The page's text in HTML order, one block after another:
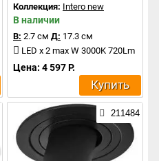
Коллекция: Intero new
В наличии
В: 2.7 см Д: 17.3 см
LED x 2 max W 3000K 720Lm
Цена: 4 597 Р.
Купить
211484